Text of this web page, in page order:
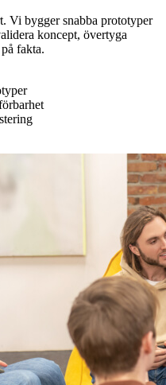
Vi bygger snabba prototyper
koncept, övertyga
fakta.